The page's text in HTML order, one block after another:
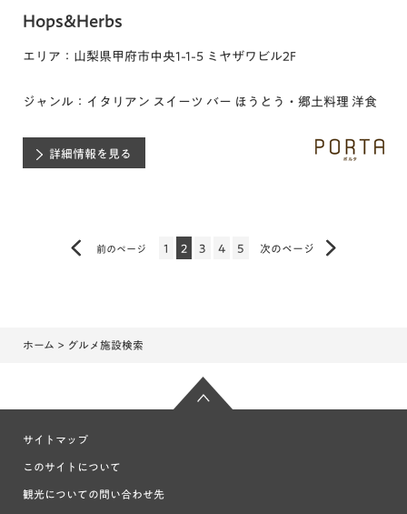
Hops&Herbs
エリア：山梨県甲府市中央1-1-5 ミヤザワビル2F
ジャンル：イタリアン スイーツ バー ほうとう・郷土料理 洋食
詳細情報を見る
前のページ 1 2 3 4 5 次のページ
ホーム > グルメ施設検索
サイトマップ
このサイトについて
観光についての問い合わせ先